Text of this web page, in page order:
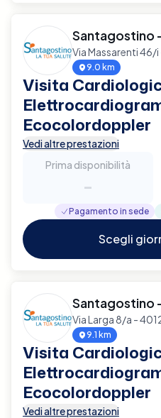
Santagostino
Via Massarenti
9.0 km
Visita
Ecocolordoppler
Vedi altre prestazioni
Prima disponibilità
-
Pagamento in sede
Scegli
Santagostino
Via Larga 8/a -
9.1 km
Visita
Ecocolordoppler
Vedi altre prestazioni